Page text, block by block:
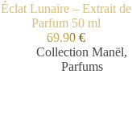
Éclat Lunaire – Extrait de
Parfum 50 ml
69.90 €
Collection Manël,
Parfums